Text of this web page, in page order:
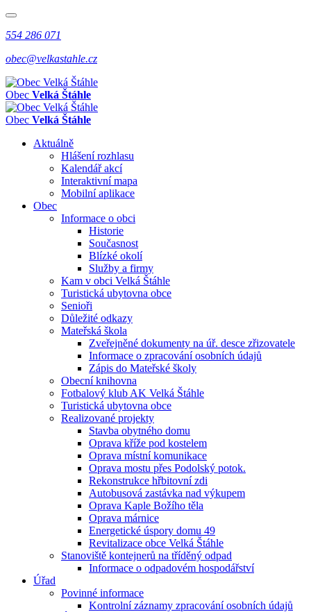
554 286 071
obec@velkastahle.cz
Obec Velká Štáhle
Obec Velká Štáhle
Aktuálně
Hlášení rozhlasu
Kalendář akcí
Interaktivní mapa
Mobilní aplikace
Obec
Informace o obci
Historie
Současnost
Blízké okolí
Služby a firmy
Kam v obci Velká Štáhle
Turistická ubytovna obce
Senioři
Důležité odkazy
Mateřská škola
Zveřejněné dokumenty na úř. desce zřizovatele
Informace o zpracování osobních údajů
Zápis do Mateřské školy
Obecní knihovna
Fotbalový klub AK Velká Štáhle
Turistická ubytovna obce
Realizované projekty
Stavba obytného domu
Oprava kříže pod kostelem
Oprava místní komunikace
Oprava mostu přes Podolský potok.
Rekonstrukce hřbitovní zdi
Autobusová zastávka nad výkupem
Oprava Kaple Božího těla
Oprava márnice
Energetické úspory domu 49
Revitalizace obce Velká Štáhle
Stanoviště kontejnerů na tříděný odpad
Informace o odpadovém hospodářství
Úřad
Povinné informace
Kontrolní záznamy zpracování osobních údajů